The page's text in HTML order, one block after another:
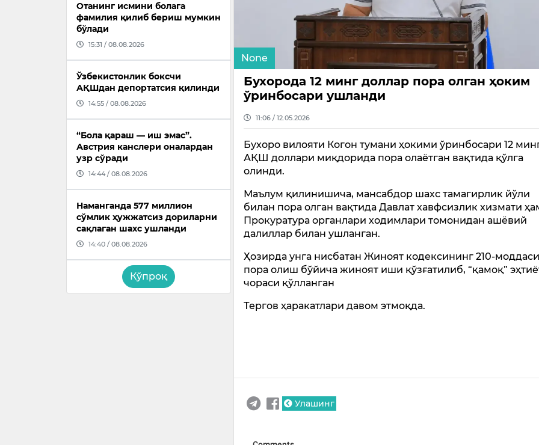
Отанинг исмини болага
фамилия қилиб бериш мумкин
бўлади
15:31 / 08.08.2026
Ўзбекистонлик боксчи
АҚШдан депортатсия қилинди
14:55 / 08.08.2026
“Бола қараш — иш эмас”.
Австрия канслери оналардан
узр сўради
14:44 / 08.08.2026
Наманганда 577 миллион
сўмлик ҳужжатсиз дориларни
сақлаган шахс ушланди
14:40 / 08.08.2026
Кўпроқ
None
Бухорода 12 минг доллар пора олган ҳоким
ўринбосари ушланди
11:06 / 12.05.2026
Бухоро вилояти Когон тумани ҳокими ўринбосари 12
АҚШ доллари миқдорида пора олаётган вақтида қўлга
олинди.
Маълум қилинишича, мансабдор шахс тамагирлик йўли
билан пора олган вақтида Давлат хавфсизлик хизмати
Прокуратура органлари ходимлари томонидан ашёвий
далиллар билан ушланган.
Ҳозирда унга нисбатан Жиноят кодексининг 210-
пора олиш бўйича жиноят иши қўзғатилиб, “қамоқ”
чораси қўлланган
Тергов ҳаракатлари давом этмоқда.
Улашинг